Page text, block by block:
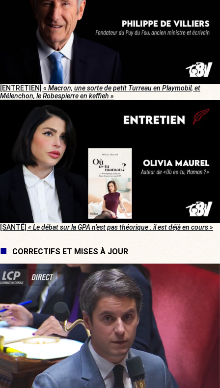
[ENTRETIEN] « Macron, une sorte de petit Turreau en Playmobil, et
Mélenchon, le Robespierre en keffieh »
[SANTÉ] « Le débat sur la GPA n’est pas théorique : il est déjà en cours »
CORRECTIFS ET MISES À JOUR